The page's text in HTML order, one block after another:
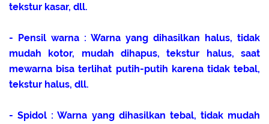
tekstur kasar, dll.
- Pensil warna : Warna yang dihasilkan halus, tidak
mudah kotor, mudah dihapus, tekstur halus, saat
mewarna bisa terlihat putih-putih karena tidak tebal,
tekstur halus, dll.
- Spidol : Warna yang dihasilkan tebal, tidak mudah